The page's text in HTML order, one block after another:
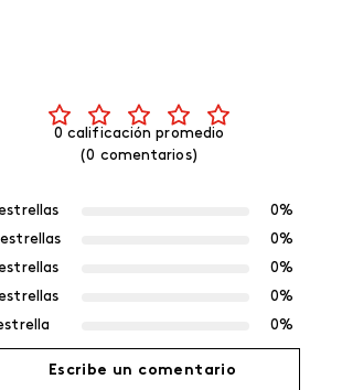
0 calificación promedio
(0 comentarios)
0%
0%
0%
0%
0%
Escribe un comentario